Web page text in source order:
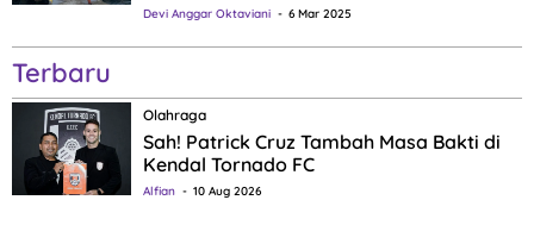
Devi Anggar Oktaviani 6 Mar 2025
Terbaru
Olahraga
Sah! Patrick Cruz Tambah Masa Bakti di
Kendal Tornado FC
Alfian 10 Aug 2026